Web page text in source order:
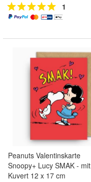
1
Peanuts Valentinskarte
Snoopy+ Lucy SMAK - mit
Kuvert 12 x 17 cm